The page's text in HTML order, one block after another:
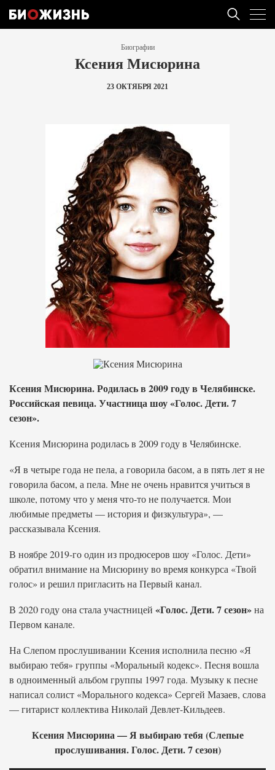
Биографии
Ксения Мисюрина
23 ОКТЯБРЯ 2021
Ксения Мисюрина. Родилась в 2009 году в Челябинске.
Российская певица. Участница шоу «Голос. Дети. 7
сезон».
Ксения Мисюрина родилась в 2009 году в Челябинске.
«Я в четыре года не пела, а говорила басом, а в пять лет я не
говорила басом, а пела. Мне не очень нравится учиться в
школе, потому что у меня что-то не получается. Мои
любимые предметы — история и физкультура», —
рассказывала Ксения.
В ноябре 2019-го один из продюсеров шоу «Голос. Дети»
обратил внимание на Мисюрину во время конкурса «Твой
голос» и решил пригласить на Первый канал.
В 2020 году она стала участницей «Голос. Дети. 7 сезон»на
Первом канале.
На Слепом прослушивании Ксения исполнила песню «Я
выбираю тебя» группы «Моральный кодекс». Песня вошла
в одноименный альбом группы 1997 года. Музыку к песне
написал солист «Морального кодекса» Сергей Мазаев, слова
— гитарист коллектива Николай Девлет-Кильдеев.
Ксения Мисюрина — Я выбираю тебя (Слепые
прослушивания. Голос. Дети. 7 сезон)